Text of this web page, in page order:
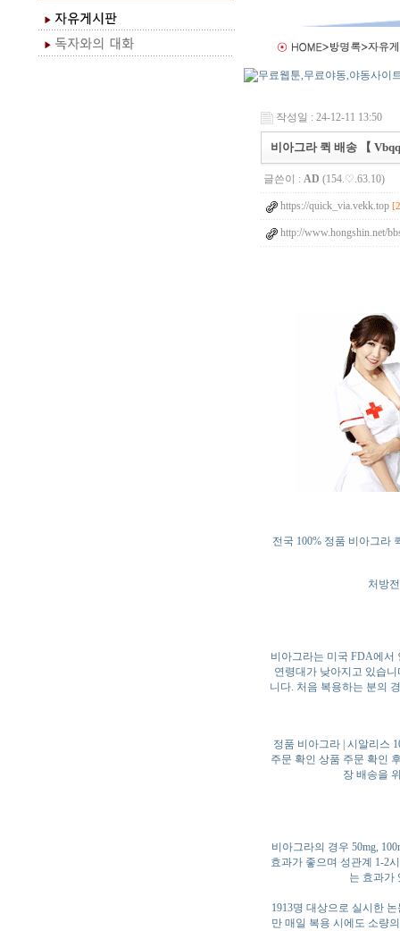
작성일 : 24-12-11 13:50
비아그라 퀵 배송 【
글쓴이 : AD (154.♡.63.10)
https://quick_via.vekk.top
http://www.hongshin.net/
전국 100% 정품 비아그라
처방
비아그라는 미국 FDA에서
연령대가 낮아지고 있습
니다. 처음 복용하는 분의
정품 비아그라 | 시알리스
주문 확인 상품 주문 확인
장 배송을
비아그라의 경우 50mg,
효과가 좋으며 성관계 1-2
는 효과가
1913명 대상으로 실시한
만 매일 복용 시에도 소량